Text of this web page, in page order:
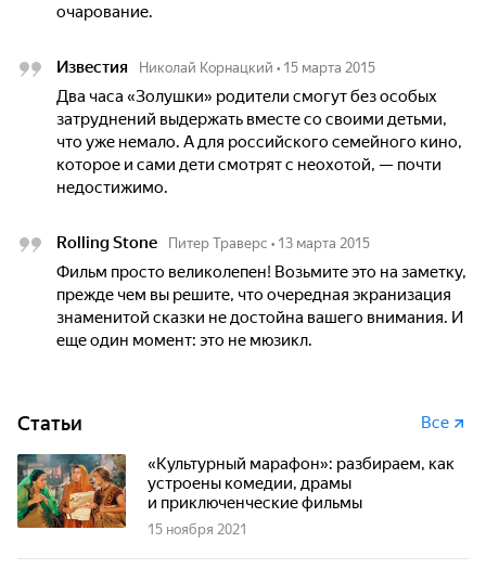
очарование.
Известия Николай Корнацкий • 15 марта 2015
Два часа «Золушки» родители смогут без особых
затруднений выдержать вместе со своими детьми,
что уже немало. А для российского семейного кино,
которое и сами дети смотрят с неохотой, — почти
недостижимо.
Rolling Stone Питер Траверс • 13 марта 2015
Фильм просто великолепен! Возьмите это на заметку,
прежде чем вы решите, что очередная экранизация
знаменитой сказки не достойна вашего внимания. И
еще один момент: это не мюзикл.
Статьи Все
«Культурный марафон»: разбираем, как
устроены комедии, драмы
и приключенческие фильмы
15 ноября 2021